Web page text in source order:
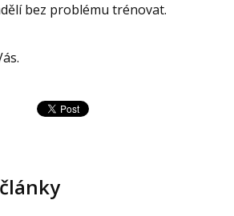
bez problému trénovat.